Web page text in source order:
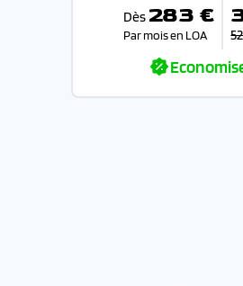
Dès 283 €
Par mois en LOA